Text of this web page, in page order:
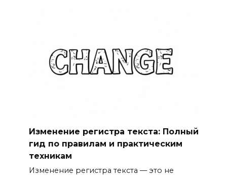
Изменение регистра текста: Полный
гид по правилам и практическим
техникам
Изменение регистра текста — это не